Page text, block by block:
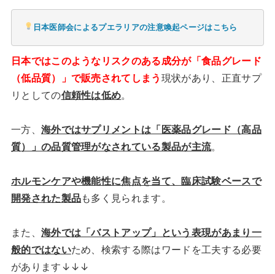
日本医師会によるプエラリアの注意喚起ページはこちら
日本ではこのようなリスクのある成分が「食品グレード
（低品質）
」で販売されてしまう 現状があり、正直サプ
リとしての信頼性は低め。
一方、 海外ではサプリメントは「医薬品グレード（高品
質）」の品質管理がなされている製品が主流。
ホルモンケアや機能性に焦点を当て、臨床試験ベースで
開発された製品も多く見られます。
また、 海外では「バストアップ」という表現があまり一
般的ではないため、検索する際はワードを工夫する必要
があります↓↓↓